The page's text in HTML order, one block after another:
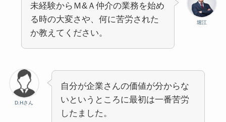
堀江
未経験からＭ&Ａ仲介の業務を始め
る時の大変さや、何に苦労された
か教えてください。
D.Hさん
自分が企業さんの価値が分からな
いというところに最初は一番苦労
したました。